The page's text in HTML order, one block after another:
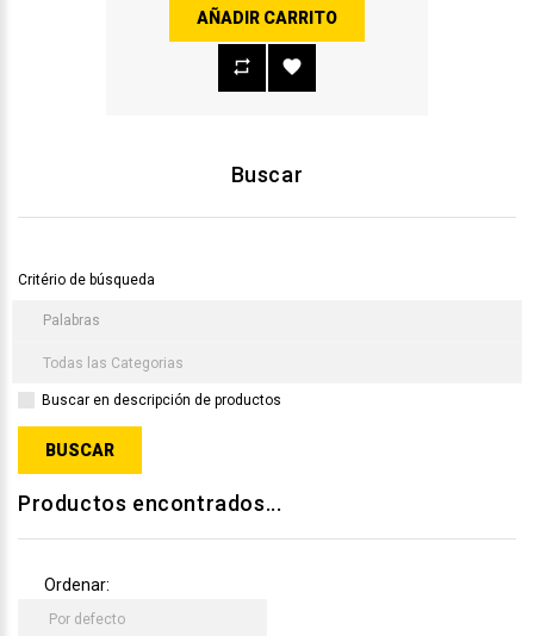
AÑADIR CARRITO
Buscar
Critério de búsqueda
Buscar en descripción de productos
Productos encontrados...
Ordenar: